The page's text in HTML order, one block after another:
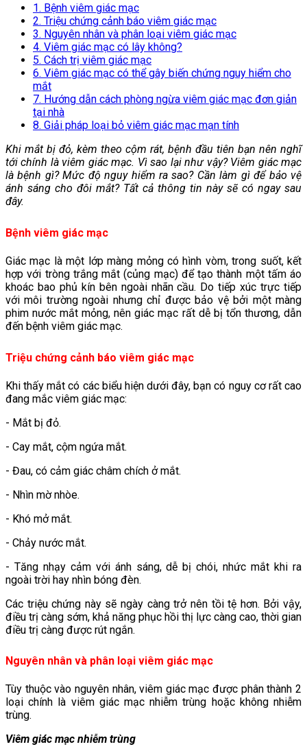
1. Bệnh viêm giác mạc
2. Triệu chứng cảnh báo viêm giác mạc
3. Nguyên nhân và phân loại viêm giác mạc
4. Viêm giác mạc có lây không?
5. Cách trị viêm giác mạc
6. Viêm giác mạc có thể gây biến chứng nguy hiểm cho
mắt
7. Hướng dẫn cách phòng ngừa viêm giác mạc đơn giản
tại nhà
8. Giải pháp loại bỏ viêm giác mạc mạn tính
Khi mắt bị đỏ, kèm theo cộm rát, bệnh đầu tiên bạn nên nghĩ
tới chính là viêm giác mạc. Vì sao lại như vậy? Viêm giác mạc
là bệnh gì? Mức độ nguy hiểm ra sao? Cần làm gì để bảo vệ
ánh sáng cho đôi mắt? Tất cả thông tin này sẽ có ngay sau
đây.
Bệnh viêm giác mạc
Giác mạc là một lớp màng mỏng có hình vòm, trong suốt, kết
hợp với tròng trắng mắt (củng mạc) để tạo thành một tấm áo
khoác bao phủ kín bên ngoài nhãn cầu. Do tiếp xúc trực tiếp
với môi trường ngoài nhưng chỉ được bảo vệ bởi một màng
phim nước mắt mỏng, nên giác mạc rất dễ bị tổn thương, dẫn
đến bệnh viêm giác mạc.
Triệu chứng cảnh báo viêm giác mạc
Khi thấy mắt có các biểu hiện dưới đây, bạn có nguy cơ rất cao
đang mắc viêm giác mạc:
- Mắt bị đỏ.
- Cay mắt, cộm ngứa mắt.
- Đau, có cảm giác châm chích ở mắt.
- Nhìn mờ nhòe.
- Khó mở mắt.
- Chảy nước mắt.
- Tăng nhạy cảm với ánh sáng, dễ bị chói, nhức mắt khi ra
ngoài trời hay nhìn bóng đèn.
Các triệu chứng này sẽ ngày càng trở nên tồi tệ hơn. Bởi vậy,
điều trị càng sớm, khả năng phục hồi thị lực càng cao, thời gian
điều trị càng được rút ngắn.
Nguyên nhân và phân loại viêm giác mạc
Tùy thuộc vào nguyên nhân, viêm giác mạc được phân thành 2
loại chính là viêm giác mạc nhiễm trùng hoặc không nhiễm
trùng.
Viêm giác mạc nhiễm trùng